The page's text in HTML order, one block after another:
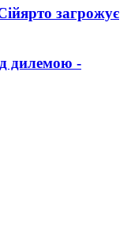
загрожує
дилемою -